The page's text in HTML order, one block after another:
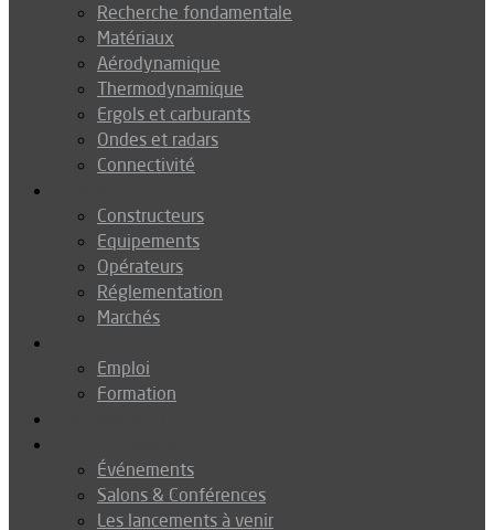
Recherche fondamentale
Matériaux
Aérodynamique
Thermodynamique
Ergols et carburants
Ondes et radars
Connectivité
Constructeurs
Equipements
Opérateurs
Réglementation
Marchés
Emploi
Formation
Événements
Salons & Conférences
Les lancements à venir